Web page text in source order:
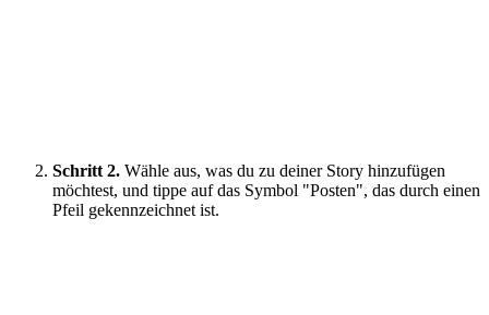
Schritt 2. Wähle aus, was du zu deiner Story hinzufügen
möchtest, und tippe auf das Symbol "Posten", das durch einen
Pfeil gekennzeichnet ist.